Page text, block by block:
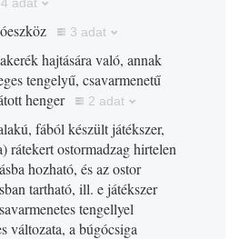
3 adat
hajtására való, annak
tengelyű, csavarmenetű
henger
2 adat
fából készült játékszer,
)rátekert ostormadzag hirtelen
hozható, és az ostor
tartható, ill. e játékszer
tengellyel
változata, a búgócsiga